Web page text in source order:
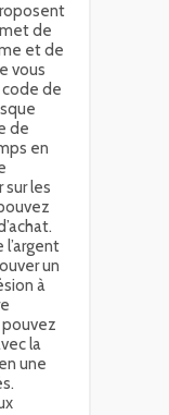
de
et de
vous
code de
de
en
les
un
à
la
une